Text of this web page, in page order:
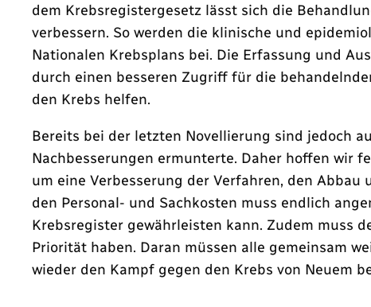
dem Krebsregistergesetz lässt sich die
verbessern. So werden die klinische und
Nationalen Krebsplans bei. Die Erfassung und
durch einen besseren Zugriff für die
den Krebs helfen.
Bereits bei der letzten Novellierung sind jedoch
Nachbesserungen ermunterte. Daher hoffen wir
um eine Verbesserung der Verfahren, den
den Personal- und Sachkosten muss endlich
Krebsregister gewährleisten kann. Zudem muss
Priorität haben. Daran müssen alle gemeinsam
wieder den Kampf gegen den Krebs von Neuem